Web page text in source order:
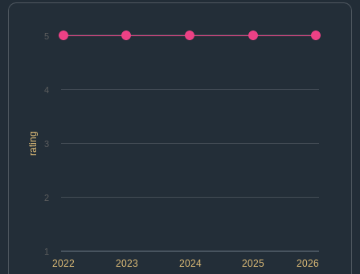
rating
2022 2024 2026
2023 2025
1
2
3
4
5